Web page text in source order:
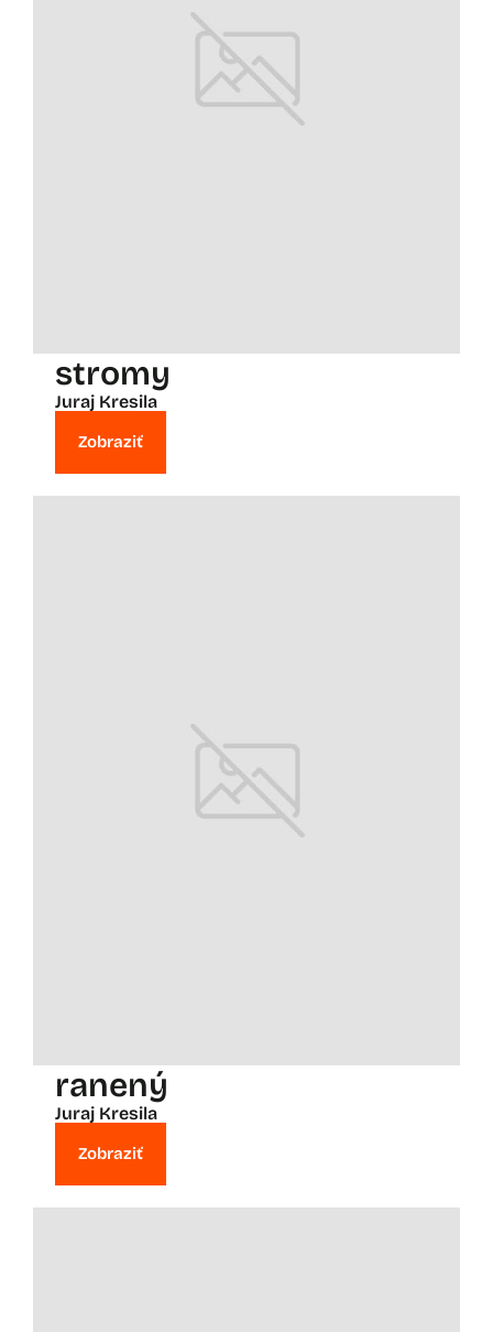
stromy
Juraj Kresila
Zobraziť
ranený
Juraj Kresila
Zobraziť